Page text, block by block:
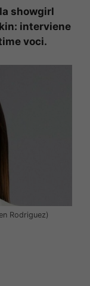
showgirl
interviene
voci.
Rodriguez)